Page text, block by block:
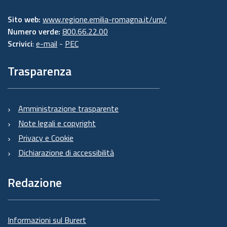
Sito web: www.regione.emilia-romagna.it/urp/
Numero verde: 800.66.22.00
Scrivici: e-mail - PEC
Trasparenza
Amministrazione trasparente
Note legali e copyright
Privacy e Cookie
Dichiarazione di accessibilità
Redazione
Informazioni sul Burert